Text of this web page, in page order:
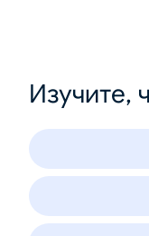
Изучите,